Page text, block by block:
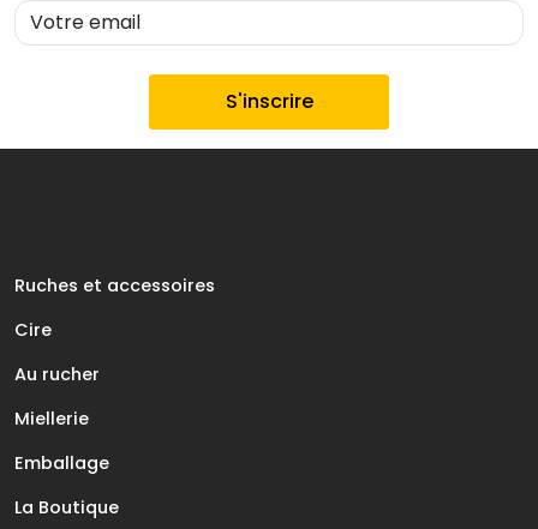
Ruches et accessoires
Cire
Au rucher
Miellerie
Emballage
La Boutique